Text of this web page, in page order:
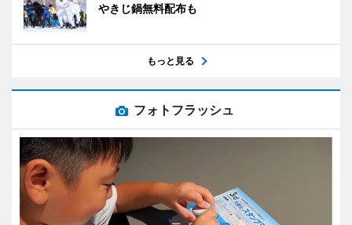
やきじ鍋無料配布も
もっと見る
フォトフラッシュ